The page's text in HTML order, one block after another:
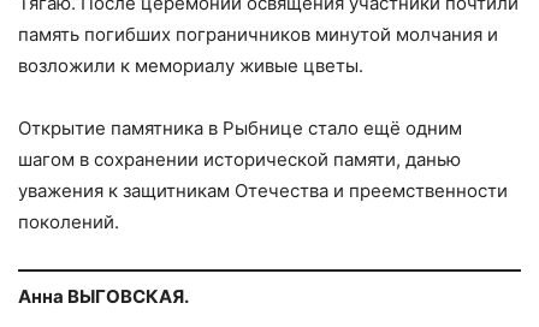
память погибших пограничников минутой молчания и
возложили к мемориалу живые цветы.
Открытие памятника в Рыбнице стало ещё одним
шагом в сохранении исторической памяти, данью
уважения к защитникам Отечества и преемственности
поколений.
Анна ВЫГОВСКАЯ.